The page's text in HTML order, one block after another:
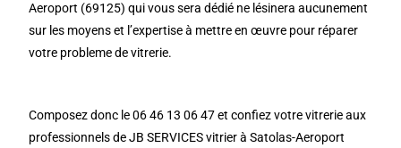
Aeroport (69125) qui vous sera dédié ne lésinera aucunement
sur les moyens et l’expertise à mettre en œuvre pour réparer
votre probleme de vitrerie.
Composez donc le 06 46 13 06 47 et confiez votre vitrerie aux
professionnels de JB SERVICES vitrier à Satolas-Aeroport